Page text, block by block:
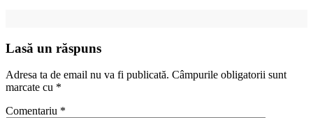
Lasă un răspuns
Adresa ta de email nu va fi publicată. Câmpurile obligatorii sunt
marcate cu *
Comentariu *